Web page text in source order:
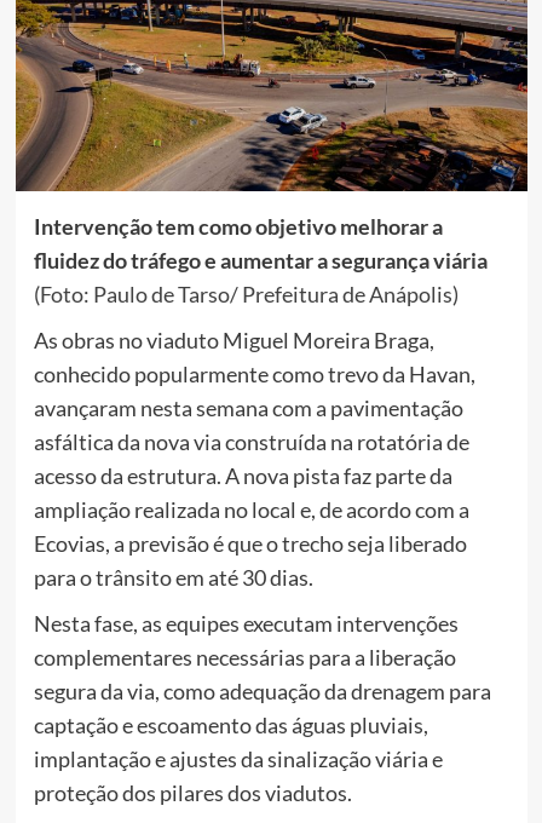
Intervenção tem como objetivo melhorar a
fluidez do tráfego e aumentar a segurança viária
(Foto: Paulo de Tarso/ Prefeitura de Anápolis)
As obras no viaduto Miguel Moreira Braga,
conhecido popularmente como trevo da Havan,
avançaram nesta semana com a pavimentação
asfáltica da nova via construída na rotatória de
acesso da estrutura. A nova pista faz parte da
ampliação realizada no local e, de acordo com a
Ecovias, a previsão é que o trecho seja liberado
para o trânsito em até 30 dias.
Nesta fase, as equipes executam intervenções
complementares necessárias para a liberação
segura da via, como adequação da drenagem para
captação e escoamento das águas pluviais,
implantação e ajustes da sinalização viária e
proteção dos pilares dos viadutos.